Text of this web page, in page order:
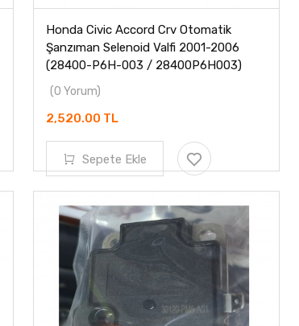
Honda Civic Accord Crv Otomatik
Şanzıman Selenoid Valfi 2001-2006
(28400-P6H-003 / 28400P6H003)
(0 Yorum)
2,520.00 TL
Sepete Ekle